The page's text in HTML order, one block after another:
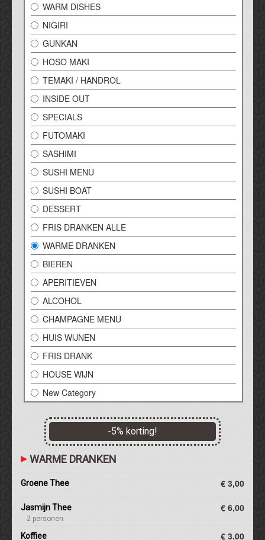
WARM DISHES
NIGIRI
GUNKAN
HOSO MAKI
TEMAKI / HANDROL
INSIDE OUT
SPECIALS
FUTOMAKI
SASHIMI
SUSHI MENU
SUSHI BOAT
DESSERT
FRIS DRANKEN ALLE
WARME DRANKEN
BIEREN
APERITIEVEN
ALCOHOL
CHAMPAGNE MENU
HUIS WIJNEN
FRIS DRANK
HOUSE WIJN
New Category
-5% korting!
WARME DRANKEN
Groene Thee € 3,00
Jasmijn Thee
2 personen
€ 6,00
Koffiee € 3,00